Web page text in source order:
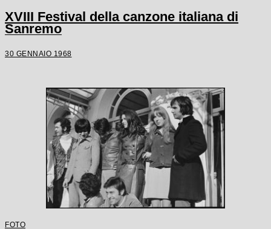
XVIII Festival della canzone italiana di
Sanremo
30 GENNAIO 1968
FOTO